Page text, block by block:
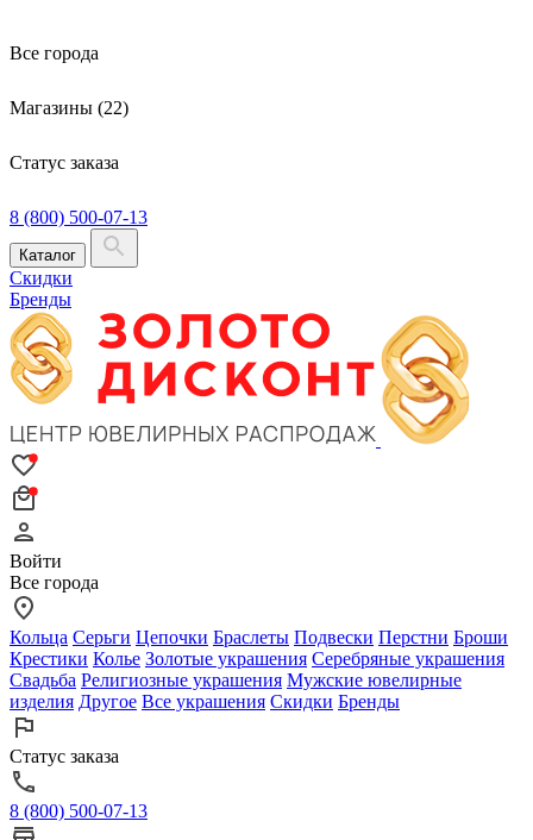
Все города
Магазины (22)
Статус заказа
8 (800) 500-07-13
Каталог
Скидки
Бренды
Войти
Все города
Кольца Серьги Цепочки Браслеты Подвески Перстни Броши
Крестики Колье Золотые украшения Серебряные украшения
Свадьба Религиозные украшения Мужские ювелирные
изделия Другое Все украшения Скидки Бренды
Статус заказа
8 (800) 500-07-13